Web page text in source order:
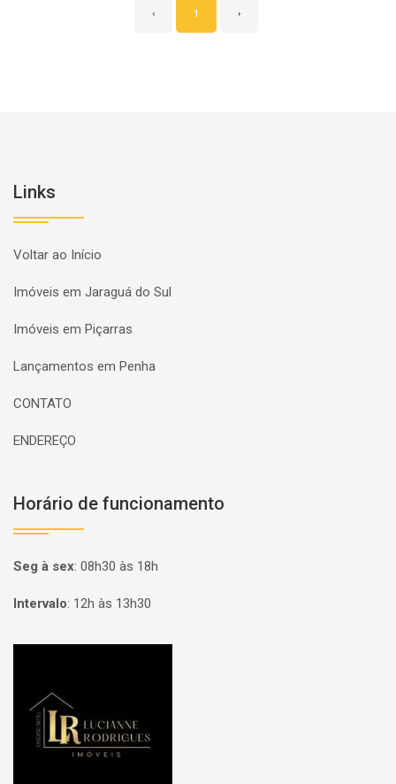
‹ 1 ›
Links
Voltar ao Início
Imóveis em Jaraguá do Sul
Imóveis em Piçarras
Lançamentos em Penha
CONTATO
ENDEREÇO
Horário de funcionamento
Seg à sex: 08h30 às 18h
Intervalo: 12h às 13h30